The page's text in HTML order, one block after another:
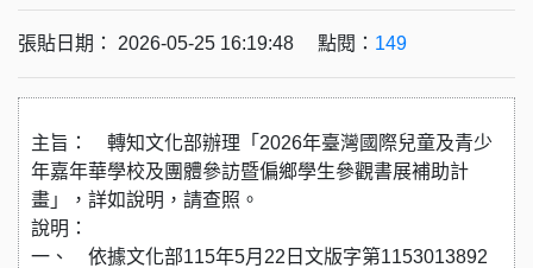
張貼日期： 2026-05-25 16:19:48 點閱： 149
主旨： 轉知文化部辦理「2026年臺灣國際兒童及青少
年嘉年華學校及團體參訪暨偏鄉學生參觀書展補助計
畫」，詳如說明，請查照。
說明：
一、 依據文化部115年5月22日文版字第1153013892